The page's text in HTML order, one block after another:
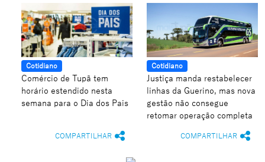
Cotidiano
Comércio de Tupã tem
horário estendido nesta
semana para o Dia dos Pais
COMPARTILHAR
Cotidiano
Justiça manda restabelecer
linhas da Guerino, mas nova
gestão não consegue
retomar operação completa
COMPARTILHAR